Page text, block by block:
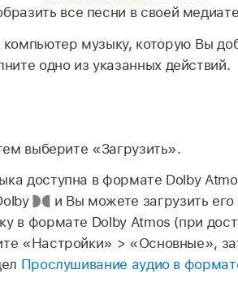
все песни в своей
компьютер музыку, которую Вы
одно из указанных действий.
выберите «Загрузить».
доступна в формате Dolby
и Вы можете загрузить
в формате Dolby Atmos (при
«Настройки» > «Основные»,
Прослушивание аудио в